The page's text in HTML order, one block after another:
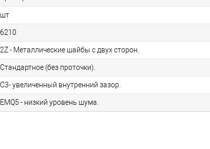
шт
6210
2Z - Металлические шайбы с двух сторон.
Стандартное (без проточки).
C3- увеличенный внутренний зазор.
EMQ5 - низкий уровень шума.